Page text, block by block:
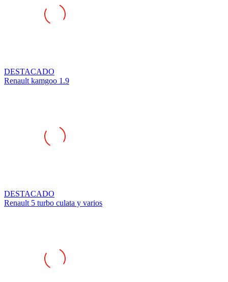
DESTACADO
Renault kamgoo 1.9
DESTACADO
Renault 5 turbo culata y varios